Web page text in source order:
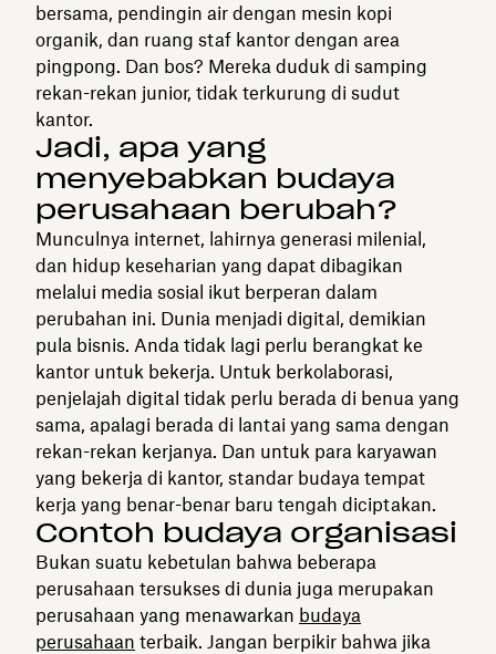
bersama, pendingin air dengan mesin kopi
organik, dan ruang staf kantor dengan area
pingpong. Dan bos? Mereka duduk di samping
rekan-rekan junior, tidak terkurung di sudut
kantor.
Jadi, apa yang
menyebabkan budaya
perusahaan berubah?
Munculnya internet, lahirnya generasi milenial,
dan hidup keseharian yang dapat dibagikan
melalui media sosial ikut berperan dalam
perubahan ini. Dunia menjadi digital, demikian
pula bisnis. Anda tidak lagi perlu berangkat ke
kantor untuk bekerja. Untuk berkolaborasi,
penjelajah digital tidak perlu berada di benua yang
sama, apalagi berada di lantai yang sama dengan
rekan-rekan kerjanya. Dan untuk para karyawan
yang bekerja di kantor, standar budaya tempat
kerja yang benar-benar baru tengah diciptakan.
Contoh budaya organisasi
Bukan suatu kebetulan bahwa beberapa
perusahaan tersukses di dunia juga merupakan
perusahaan yang menawarkan budaya
perusahaan terbaik. Jangan berpikir bahwa jika